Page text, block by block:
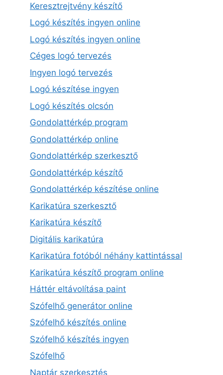
Keresztrejtvény készítő
Logó készítés ingyen online
Logó készítés ingyen online
Céges logó tervezés
Ingyen logó tervezés
Logó készítése ingyen
Logó készítés olcsón
Gondolattérkép program
Gondolattérkép online
Gondolattérkép szerkesztő
Gondolattérkép készítő
Gondolattérkép készítése online
Karikatúra szerkesztő
Karikatúra készítő
Digitális karikatúra
Karikatúra fotóból néhány kattintással
Karikatúra készítő program online
Háttér eltávolítása paint
Szófelhő generátor online
Szófelhő készítés online
Szófelhő készítés ingyen
Szófelhő
Naptár szerkesztés